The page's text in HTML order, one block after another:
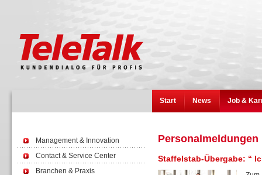
Start News Job &
Management & Innovation
Contact & Service Center
Branchen & Praxis
Personalmeldungen
Staffelstab-Übergabe: “